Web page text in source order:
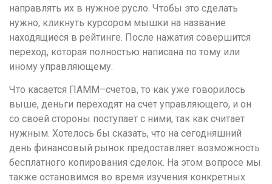
направлять их в нужное русло. Чтобы это сделать
нужно, кликнуть курсором мышки на название
находящиеся в рейтинге. После нажатия совершится
переход, которая полностью написана по тому или
иному управляющему.
Что касается ПАММ–счетов, то как уже говорилось
выше, деньги переходят на счет управляющего, и он
со своей стороны поступает с ними, так как считает
нужным. Хотелось бы сказать, что на сегодняшний
день финансовый рынок предоставляет возможность
бесплатного копирования сделок. На этом вопросе мы
также остановимся во время изучения конкретных